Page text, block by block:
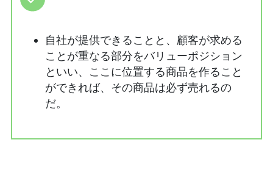
自社が提供できることと、顧客が求める
ことが重なる部分をバリューポジション
といい、ここに位置する商品を作ること
ができれば、その商品は必ず売れるの
だ。